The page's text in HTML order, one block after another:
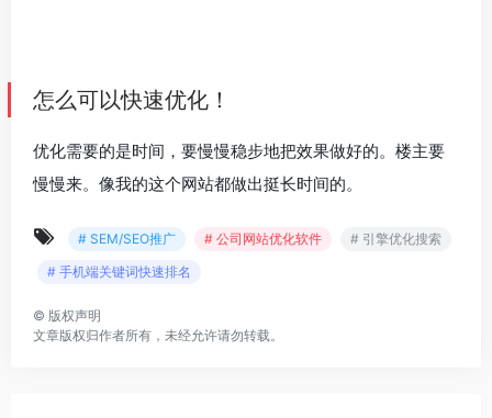
怎么可以快速优化！
优化需要的是时间，要慢慢稳步地把效果做好的。楼主要
慢慢来。像我的这个网站都做出挺长时间的。
# SEM/SEO推广 # 公司网站优化软件
# 引擎优化搜索
# 手机端关键词快速排名
© 版权声明
文章版权归作者所有，未经允许请勿转载。